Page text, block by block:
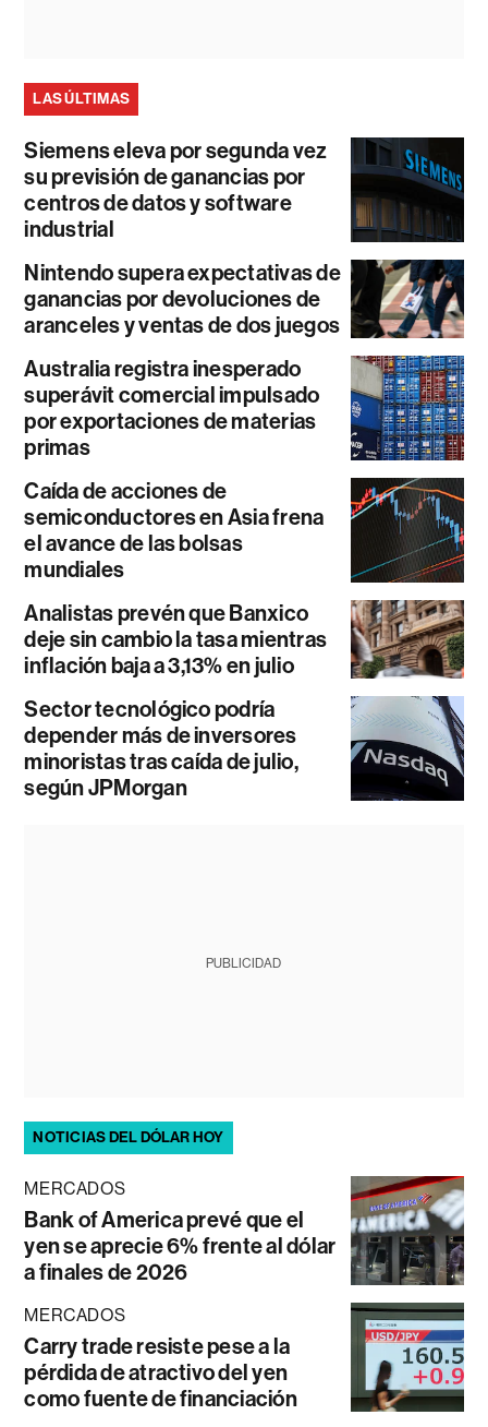
LAS ÚLTIMAS
Siemens eleva por segunda vez
su previsión de ganancias por
centros de datos y software
industrial
Nintendo supera expectativas de
ganancias por devoluciones de
aranceles y ventas de dos juegos
Australia registra inesperado
superávit comercial impulsado
por exportaciones de materias
primas
Caída de acciones de
semiconductores en Asia frena
el avance de las bolsas
mundiales
Analistas prevén que Banxico
deje sin cambio la tasa mientras
inflación baja a 3,13% en julio
Sector tecnológico podría
depender más de inversores
minoristas tras caída de julio,
según JPMorgan
PUBLICIDAD
NOTICIAS DEL DÓLAR HOY
MERCADOS
Bank of America prevé que el
yen se aprecie 6% frente al dólar
a finales de 2026
MERCADOS
Carry trade resiste pese a la
pérdida de atractivo del yen
como fuente de financiación